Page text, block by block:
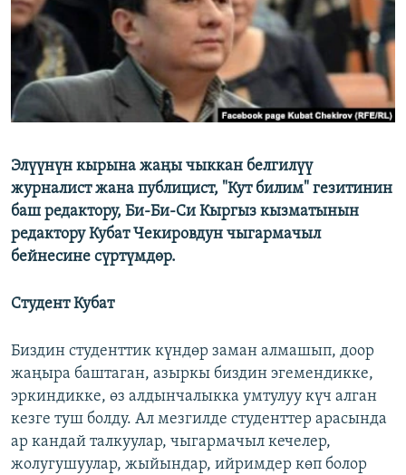
ЭЖЕ-СИҢДИЛЕР
АЗАТТЫК+
ЫҢГАЙСЫЗ СУРООЛОР
ОНЛАЙН ШЕРИНЕ
Элүүнүн кырына жаңы чыккан белгилүү
журналист жана публицист, "Кут билим" гезитинин
баш редактору, Би-Би-Си Кыргыз кызматынын
редактору Кубат Чекировдун чыгармачыл
бейнесине сүртүмдөр.
Студент Кубат
Биздин студенттик күндөр заман алмашып, доор
жаңыра баштаган, азыркы биздин эгемендикке,
эркиндикке, өз алдынчалыкка умтулуу күч алган
кезге туш болду. Ал мезгилде студенттер арасында
ар кандай талкуулар, чыгармачыл кечелер,
жолугушуулар, жыйындар, ийримдер көп болор